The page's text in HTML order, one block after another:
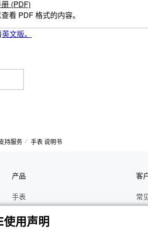
(PDF)
看 PDF 格式的内容。
英文版。
持服务 手表 说明书
产品
手表
函数计算器
客
常
使用声明